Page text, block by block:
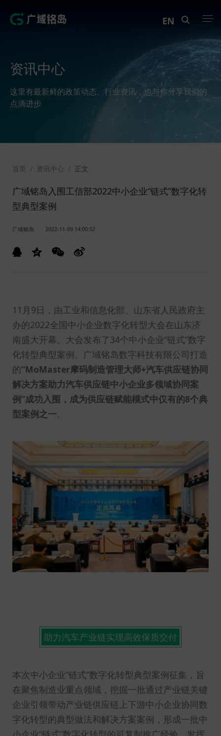
解决方案
案例中心
关于Geega
EN
资讯中心
这里有最新鲜的政策动态、行业资讯，也与你分享我们的
点滴进步
首页 / 资讯中心 / 正文
广域铭岛入围工信部2022中小企业“链式”数字化转
型典型案例
广域铭岛 2022-11-09 14:00:52
11月9日，由工业和信息化部、山东省人民政府主
办的2022全国中小企业数字化转型大会在山东济
南盛大开幕。大会发布了34个中小企业“链式”数字
化转型典型案例。广域铭岛数字科技有限公司打造
的“MoMaster摩码制造管理大师+汽车供应链协同
解决方案助力汽车供应链中小企业多领域协同案
例”成功入围，成为供应链赋能模式中仅有的8个典
型案例之一。
助力汽车产业链实现高效保质交付
本次中小企业“链式”数字化转型典型案例征集，旨
在聚焦制造业重点领域，挖掘一批通过产业链关键
企业引领带动产业链供应链上下游中小企业协同数
字化转型的典型做法和解决方案案例，形成一批中